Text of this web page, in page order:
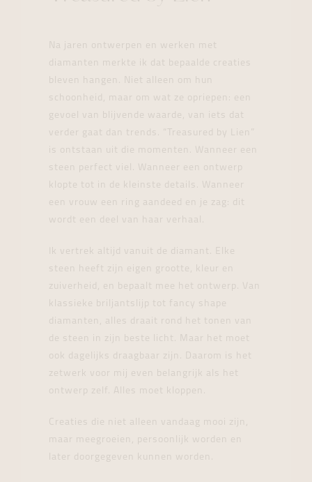
Na jaren ontwerpen en werken met
diamanten merkte ik dat bepaalde creaties
bleven hangen. Niet alleen om hun
schoonheid, maar om wat ze opriepen: een
gevoel van blijvende waarde, van iets dat
verder gaat dan trends. “Treasured by Lien”
is ontstaan uit die momenten. Wanneer een
steen perfect viel. Wanneer een ontwerp
klopte tot in de kleinste details. Wanneer
een vrouw een ring aandeed en je zag: dit
wordt een deel van haar verhaal.
Ik vertrek altijd vanuit de diamant. Elke
steen heeft zijn eigen grootte, kleur en
zuiverheid, en bepaalt mee het ontwerp. Van
klassieke briljantslijp tot fancy shape
diamanten, alles draait rond het tonen van
de steen in zijn beste licht. Maar het moet
ook dagelijks draagbaar zijn. Daarom is het
zetwerk voor mij even belangrijk als het
ontwerp zelf. Alles moet kloppen.
Creaties die niet alleen vandaag mooi zijn,
maar meegroeien, persoonlijk worden en
later doorgegeven kunnen worden.